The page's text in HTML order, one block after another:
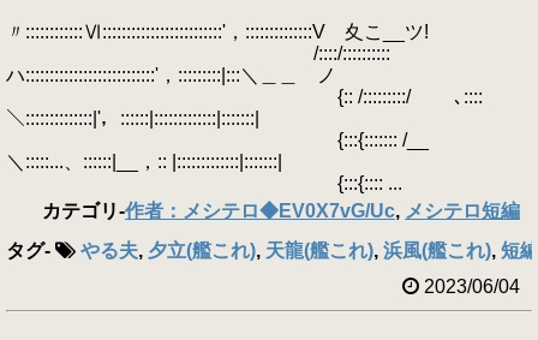
〃::::::::::::Ⅵ:::::::::::::::::::::::::'，::::::::::::::V 夊こ__ツ!
/::::/::::::::::
ハ:::::::::::::::::::::::::::'，:::::::::|:::＼＿＿ ノ
{:: /:::::::::/ ､::::
＼::::::::::::::|'，::::::|:::::::::::::|:::::::|
{:::{::::::: /__
＼:::::...、::::::|__，:: |:::::::::::::|:::::::|
{:::{:::: ...
カテゴリ-作者：メシテロ◆EV0X7vG/Uc, メシテロ短編
タグ- やる夫, 夕立(艦これ), 天龍(艦これ), 浜風(艦これ), 短
2023/06/04